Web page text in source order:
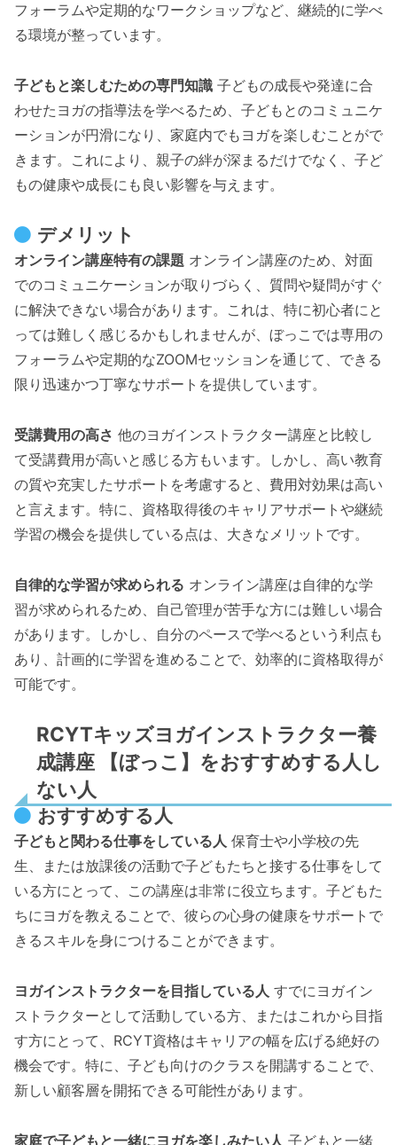
フォーラムや定期的なワークショップなど、継続的に学べ
る環境が整っています。
子どもと楽しむための専門知識 子どもの成長や発達に合
わせたヨガの指導法を学べるため、子どもとのコミュニケ
ーションが円滑になり、家庭内でもヨガを楽しむことがで
きます。これにより、親子の絆が深まるだけでなく、子ど
もの健康や成長にも良い影響を与えます。
デメリット
オンライン講座特有の課題 オンライン講座のため、対面
でのコミュニケーションが取りづらく、質問や疑問がすぐ
に解決できない場合があります。これは、特に初心者にと
っては難しく感じるかもしれませんが、ぼっこでは専用の
フォーラムや定期的なZOOMセッションを通じて、できる
限り迅速かつ丁寧なサポートを提供しています。
受講費用の高さ 他のヨガインストラクター講座と比較し
て受講費用が高いと感じる方もいます。しかし、高い教育
の質や充実したサポートを考慮すると、費用対効果は高い
と言えます。特に、資格取得後のキャリアサポートや継続
学習の機会を提供している点は、大きなメリットです。
自律的な学習が求められる オンライン講座は自律的な学
習が求められるため、自己管理が苦手な方には難しい場合
があります。しかし、自分のペースで学べるという利点も
あり、計画的に学習を進めることで、効率的に資格取得が
可能です。
RCYTキッズヨガインストラクター養
成講座 【ぼっこ】をおすすめする人し
ない人
おすすめする人
子どもと関わる仕事をしている人 保育士や小学校の先
生、または放課後の活動で子どもたちと接する仕事をして
いる方にとって、この講座は非常に役立ちます。子どもた
ちにヨガを教えることで、彼らの心身の健康をサポートで
きるスキルを身につけることができます。
ヨガインストラクターを目指している人 すでにヨガイン
ストラクターとして活動している方、またはこれから目指
す方にとって、RCYT資格はキャリアの幅を広げる絶好の
機会です。特に、子ども向けのクラスを開講することで、
新しい顧客層を開拓できる可能性があります。
家庭で子どもと一緒にヨガを楽しみたい人 子どもと一緒